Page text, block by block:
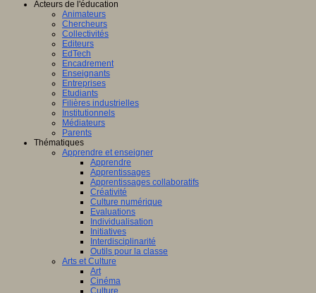
Acteurs de l'éducation
Animateurs
Chercheurs
Collectivités
Editeurs
EdTech
Encadrement
Enseignants
Entreprises
Etudiants
Filières industrielles
Institutionnels
Médiateurs
Parents
Thématiques
Apprendre et enseigner
Apprendre
Apprentissages
Apprentissages collaboratifs
Créativité
Culture numérique
Evaluations
Individualisation
Initiatives
Interdisciplinarité
Outils pour la classe
Arts et Culture
Art
Cinéma
Culture